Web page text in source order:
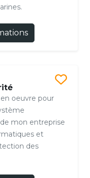
oeuvre pour
mon entreprise
et
des